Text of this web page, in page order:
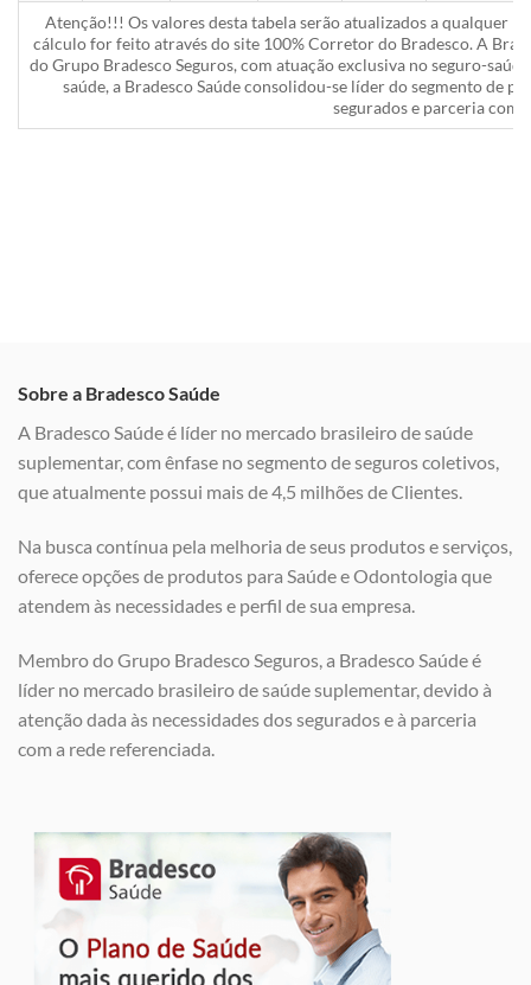
Atenção!!! Os valores desta tabela serão atualizados a qualquer
cálculo for feito através do site 100% Corretor do Bradesco. A
do Grupo Bradesco Seguros, com atuação exclusiva no seguro-
saúde, a Bradesco Saúde consolidou-se líder do segmento de
segurados e parceria com
Sobre a Bradesco Saúde
A Bradesco Saúde é líder no mercado brasileiro de saúde
suplementar, com ênfase no segmento de seguros coletivos,
que atualmente possui mais de 4,5 milhões de Clientes.
Na busca contínua pela melhoria de seus produtos e serviços,
oferece opções de produtos para Saúde e Odontologia que
atendem às necessidades e perfil de sua empresa.
Membro do Grupo Bradesco Seguros, a Bradesco Saúde é
líder no mercado brasileiro de saúde suplementar, devido à
atenção dada às necessidades dos segurados e à parceria
com a rede referenciada.